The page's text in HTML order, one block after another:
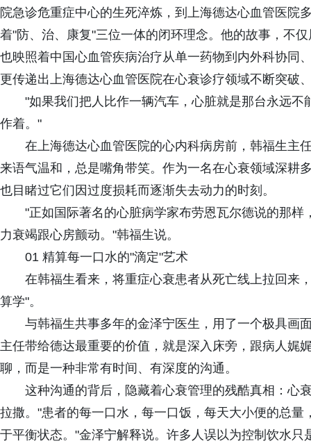
院急诊危重症中心的生死淬炼，到上海德达心血管医院
着"防、治、康复"三位一体的闭环理念。他的故事，不
也映照着中国心血管疾病治疗从单一药物到内外科协同
更传递出上海德达心血管医院在心衰诊疗领域不断突破
"如果我们把人比作一辆汽车，心脏就是那台永远
作着。"
在上海德达心血管医院的心内科病房前，韩福生主
来语气温和，总是嘴角带笑。作为一名在心衰领域深耕
也目睹过它们因过度损耗而逐渐失去动力的时刻。
"正如国际著名的心脏病学家布劳恩瓦尔德说的那
力衰竭跟心房颤动。"韩福生说。
01 精算每一口水的"滴定"艺术
在韩福生看来，将重症心衰患者从死亡线上拉回来
算学"。
与韩福生共事多年的金泽宁医生，用了一个极具
主任带给德达最重要的价值，就是深入床旁，跟病人娓
聊，而是一种非常有时间、有深度的沟通。
这种沟通的背后，隐藏着心衰管理的残酷真相：心
拉撒。"患者的每一口水，每一口饭，每天大小便的总
于平衡状态。"金泽宁解释说。许多人误以为控制饮水